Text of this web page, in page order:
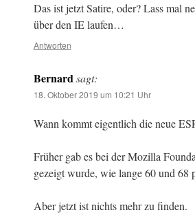
Das ist jetzt Satire, oder? Lass mal
über den IE laufen…
Antworten
Bernard sagt:
18. Oktober 2019 um 10:21 Uhr
Wann kommt eigentlich die neue
Früher gab es bei der Mozilla
gezeigt wurde, wie lange 60 und 68
Aber jetzt ist nichts mehr zu finden.